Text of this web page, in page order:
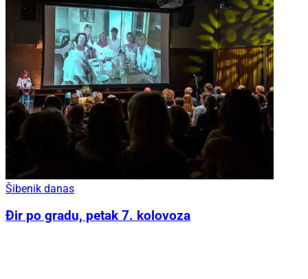
Šibenik danas
Đir po gradu, petak 7. kolovoza